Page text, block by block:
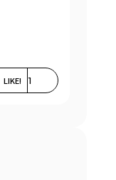
LIKE! 1